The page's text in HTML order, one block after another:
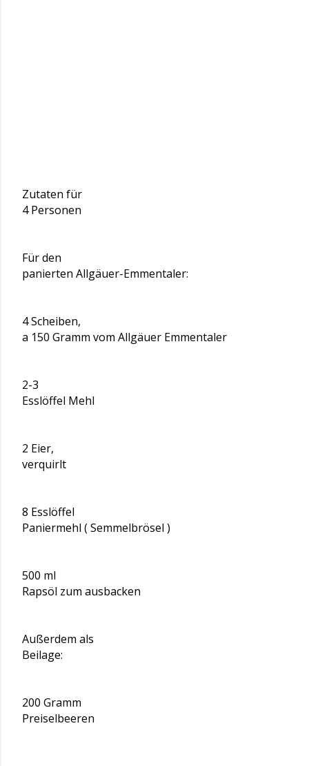
Zutaten für
4 Personen
Für den
panierten Allgäuer-Emmentaler:
4 Scheiben,
a 150 Gramm vom Allgäuer Emmentaler
2-3
Esslöffel Mehl
2 Eier,
verquirlt
8 Esslöffel
Paniermehl ( Semmelbrösel )
500 ml
Rapsöl zum ausbacken
Außerdem als
Beilage:
200 Gramm
Preiselbeeren